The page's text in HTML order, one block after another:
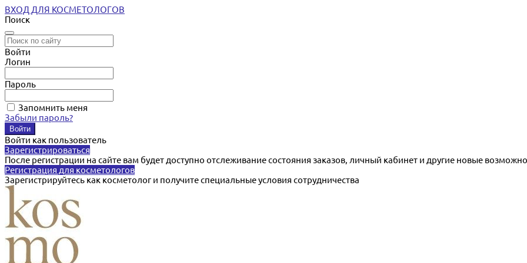
ВХОД ДЛЯ КОСМЕТОЛОГОВ
Поиск
Войти
Логин
Пароль
Запомнить меня
Забыли пароль?
Войти как пользователь
Зарегистрироваться
После регистрации на сайте вам будет доступно отслеживание состояния заказов, личный кабинет и другие новые
Регистрация для косметологов
Зарегистрируйтесь как косметолог и получите специальные условия сотрудничества